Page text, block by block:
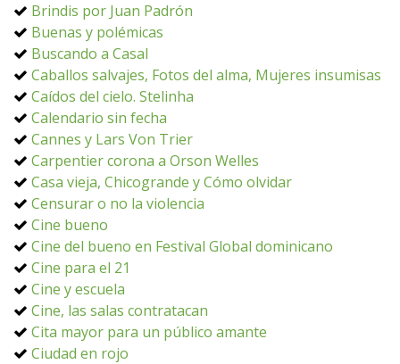
Brindis por Juan Padrón
Buenas y polémicas
Buscando a Casal
Caballos salvajes, Fotos del alma, Mujeres insumisas
Caídos del cielo. Stelinha
Calendario sin fecha
Cannes y Lars Von Trier
Carpentier corona a Orson Welles
Casa vieja, Chicogrande y Cómo olvidar
Censurar o no la violencia
Cine bueno
Cine del bueno en Festival Global dominicano
Cine para el 21
Cine y escuela
Cine, las salas contratacan
Cita mayor para un público amante
Ciudad en rojo